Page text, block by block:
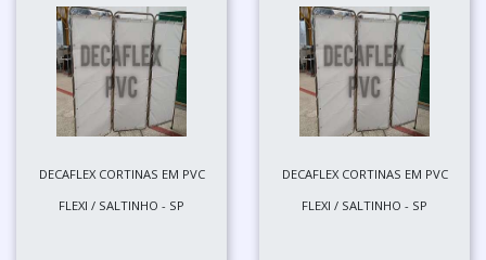
DECAFLEX CORTINAS EM PVC
FLEXI / SALTINHO - SP
DECAFLEX CORTINAS EM PVC
FLEXI / SALTINHO - SP